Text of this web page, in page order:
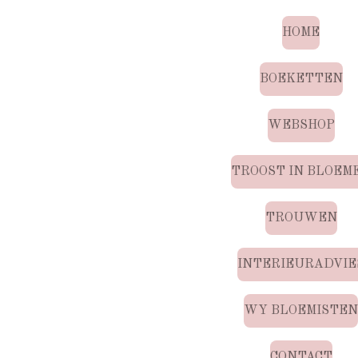
HOME
BOEKETTEN
WEBSHOP
TROOST IN
TROUWEN
WY BLOEMISTEN